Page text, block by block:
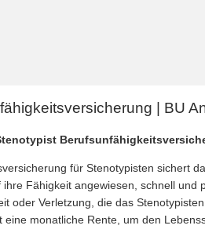
| BU
für Stenotypisten sichert
Fähigkeit angewiesen, schnell
oder Verletzung, die das
eine monatliche Rente, um den